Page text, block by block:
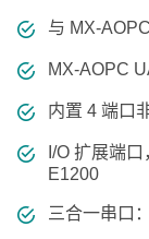
与 MX-
MX-AOPC
内置 4 端口
I/O 扩展端
E1200
三合一串口